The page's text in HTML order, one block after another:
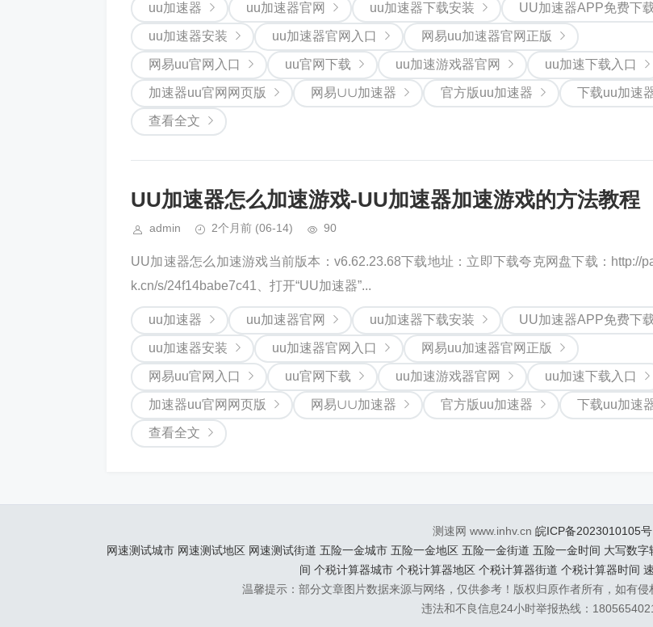
uu加速器 uu加速器官网 uu加速器下载安装 UU加速器APP免费下
uu加速器安装 uu加速器官网入口 网易uu加速器官网正版
网易uu官网入口 uu官网下载 uu加速游戏器官网 uu加速下载入口
加速器uu官网网页版 网易∪∪加速器 官方版uu加速器 下载uu加速
查看全文
UU加速器怎么加速游戏-UU加速器加速游戏的方法教程
admin 2个月前 (06-14) 90
UU加速器怎么加速游戏当前版本：v6.62.23.68下载地址：立即下载夸克网盘下载：http://
k.cn/s/24f14babe7c41、打开“UU加速器”...
uu加速器 uu加速器官网 uu加速器下载安装 UU加速器APP免费下
uu加速器安装 uu加速器官网入口 网易uu加速器官网正版
网易uu官网入口 uu官网下载 uu加速游戏器官网 uu加速下载入口
加速器uu官网网页版 网易∪∪加速器 官方版uu加速器 下载uu加速
查看全文
测速网 www.inhv.cn 皖ICP备2023010105号
网速测试城市 网速测试地区 网速测试街道 五险一金城市 五险一金地区 五险一金街道 五险一金时间 大写数字
间 个税计算器城市 个税计算器地区 个税计算器街道 个税计算器时间
温馨提示：部分文章图片数据来源与网络，仅供参考！版权归原作者所有，如有侵
违法和不良信息24小时举报热线：